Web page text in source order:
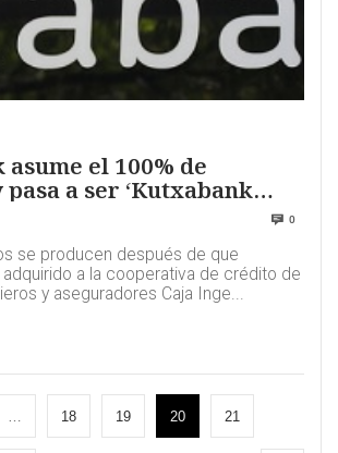
el 100% de
a ser ‘Kutxabank
Norbolsa’ 0
se producen después de que
adquirido a la cooperativa de crédito de
y aseguradores Caja Inge...
18 19 20 21